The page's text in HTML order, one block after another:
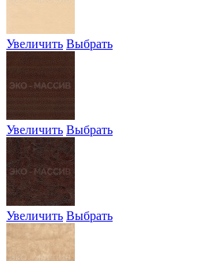
Увеличить Выбрать
Увеличить Выбрать
Увеличить Выбрать